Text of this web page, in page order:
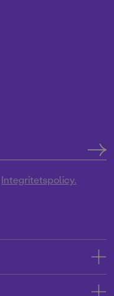
Integritetspolicy.